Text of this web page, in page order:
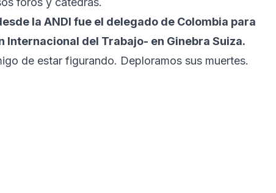
la ANDI fue el delegado de Colombia para
del Trabajo- en Ginebra Suiza.
de estar figurando. Deploramos sus muertes.